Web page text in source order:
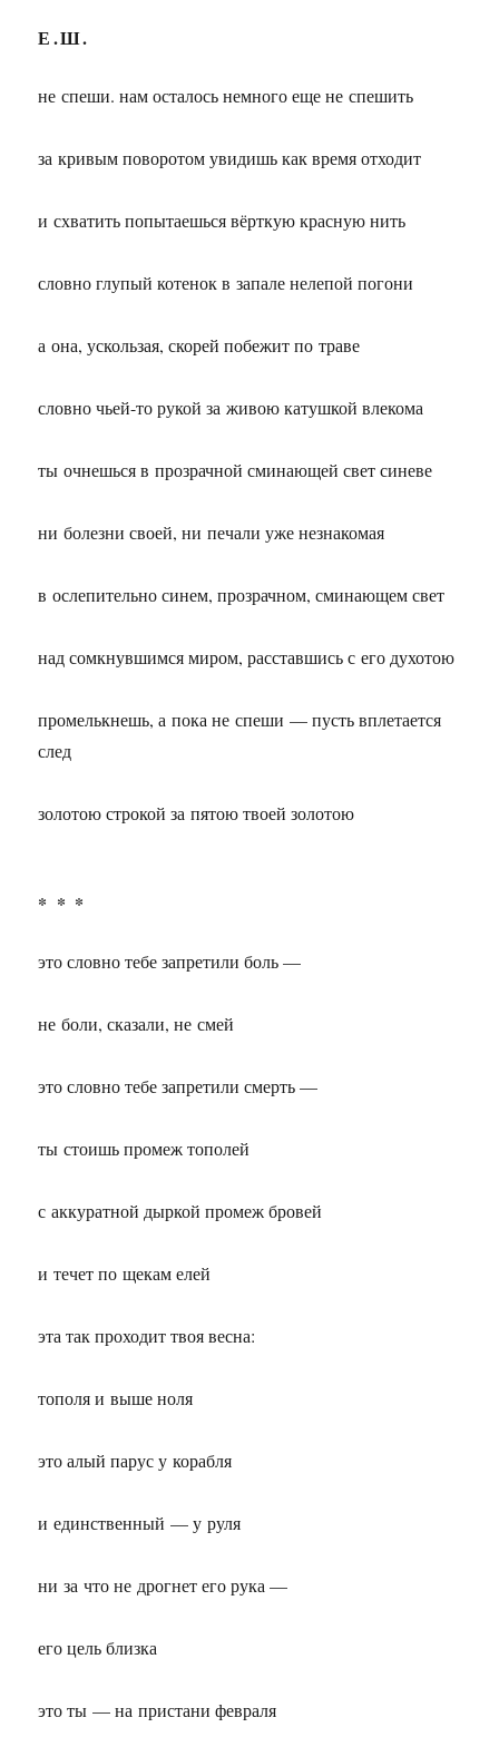
Е.Ш.
не спеши. нам осталось немного еще не спешить
за кривым поворотом увидишь как время отходит
и схватить попытаешься вёрткую красную нить
словно глупый котенок в запале нелепой погони
а она, ускользая, скорей побежит по траве
словно чьей-то рукой за живою катушкой влекома
ты очнешься в прозрачной сминающей свет синеве
ни болезни своей, ни печали уже незнакомая
в ослепительно синем, прозрачном, сминающем свет
над сомкнувшимся миром, расставшись с его духотою
промелькнешь, а пока не спеши — пусть вплетается
след
золотою строкой за пятою твоей золотою
* * *
это словно тебе запретили боль —
не боли, сказали, не смей
это словно тебе запретили смерть —
ты стоишь промеж тополей
с аккуратной дыркой промеж бровей
и течет по щекам елей
эта так проходит твоя весна:
тополя и выше ноля
это алый парус у корабля
и единственный — у руля
ни за что не дрогнет его рука —
его цель близка
это ты — на пристани февраля